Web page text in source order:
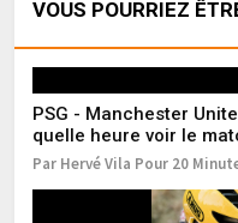
VOUS POURRIEZ
PSG - Manchester
quelle heure voir le
Par Hervé Vila Pour 20